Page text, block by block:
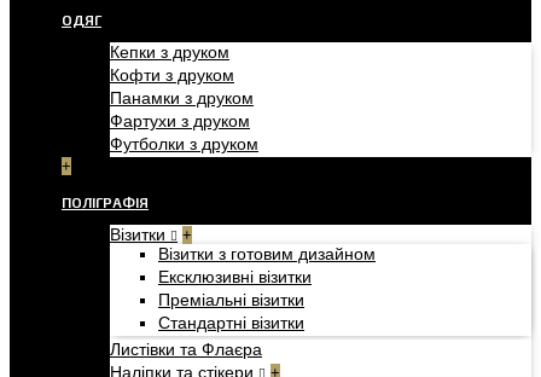
ОДЯГ
Кепки з друком
Кофти з друком
Панамки з друком
Фартухи з друком
Футболки з друком
+
ПОЛІГРАФІЯ
Візитки +
Візитки з готовим дизайном
Ексклюзивні візитки
Преміальні візитки
Стандартні візитки
Листівки та Флаєра
Наліпки та стікери
+